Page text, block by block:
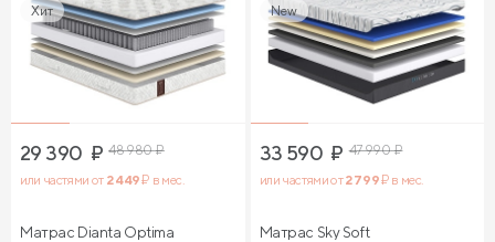
Хит
29 390 ₽ 48 980₽
или частями от 2 449₽ в мес.
Матрас Dianta Optima
New
33 590 ₽ 47 990₽
или частями от2 799₽ в мес.
Матрас Sky Soft